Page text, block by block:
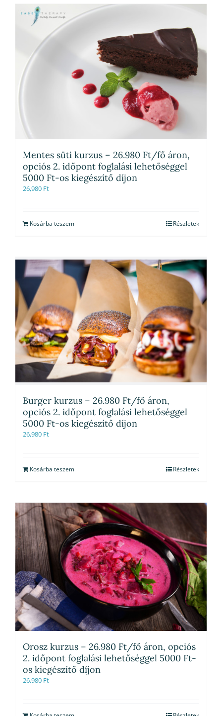
Mentes süti kurzus – 26.980 Ft/fő áron,
opciós 2. időpont foglalási lehetőséggel
5000 Ft-os kiegészítő díjon
26,980 Ft
Kosárba teszem Részletek
Burger kurzus – 26.980 Ft/fő áron,
opciós 2. időpont foglalási lehetőséggel
5000 Ft-os kiegészítő díjon
26,980 Ft
Kosárba teszem Részletek
Orosz kurzus – 26.980 Ft/fő áron, opciós
2. időpont foglalási lehetőséggel 5000 Ft-
os kiegészítő díjon
26,980 Ft